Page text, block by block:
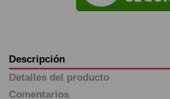
Descripción
Detalles del producto
Comentarios